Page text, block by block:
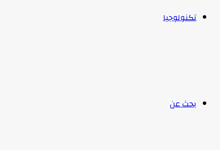
تكنولوجيا
بحث عن